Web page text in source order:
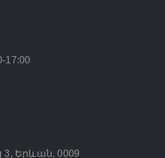
17:00
Երևան, 0009